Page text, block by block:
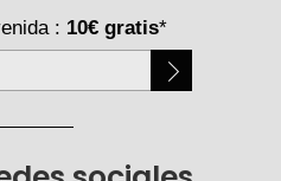
: 10€ gratis*